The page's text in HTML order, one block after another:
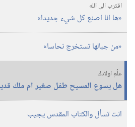
اقترب الى الله
‏«ها انا اصنع كل شيء جديدا»‏
‏«من جبالها تستخرج نحاسا»‏
علِّم اولادك
هل يسوع المسيح طفل صغير ام ملك
انت تسأل والكتاب المقدس يجيب